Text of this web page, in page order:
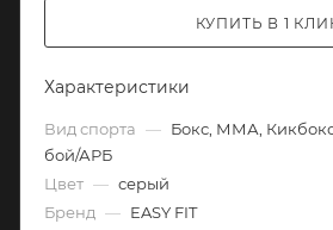
КУПИТЬ В 1
Характеристики
Вид спорта — Бокс, ММА,
бой/АРБ
Цвет — серый
Бренд — EASY FIT